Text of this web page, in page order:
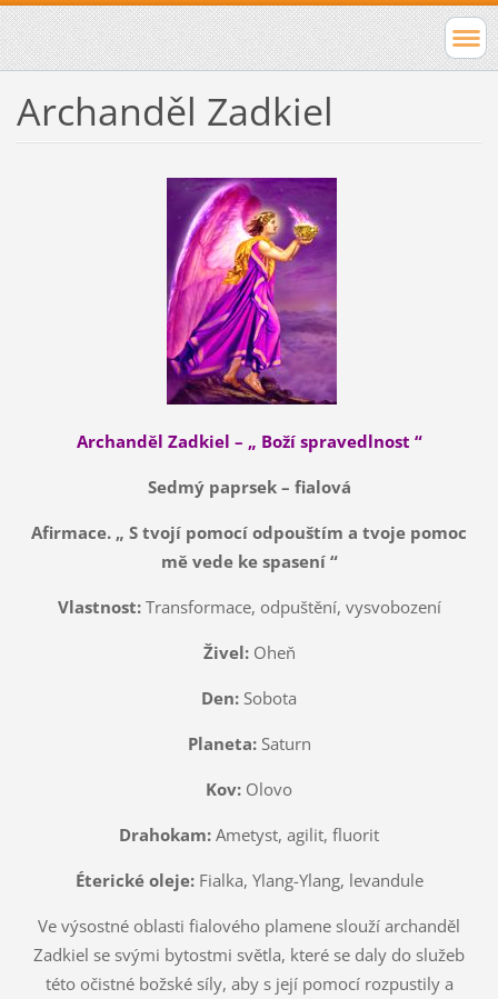
Archanděl Zadkiel
Archanděl Zadkiel – „ Boží spravedlnost “
Sedmý paprsek – fialová
Afirmace. „ S tvojí pomocí odpouštím a tvoje pomoc
mě vede ke spasení “
Vlastnost: Transformace, odpuštění, vysvobození
Živel: Oheň
Den: Sobota
Planeta: Saturn
Kov: Olovo
Drahokam: Ametyst, agilit, fluorit
Éterické oleje:Fialka, Ylang-Ylang, levandule
Ve výsostné oblasti fialového plamene slouží archanděl
Zadkiel se svými bytostmi světla, které se daly do služeb
této očistné božské síly, aby s její pomocí rozpustily a